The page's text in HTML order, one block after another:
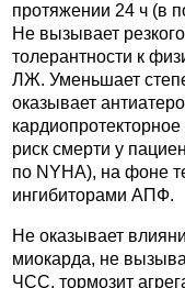
протяжении 24 ч (в
Не вызывает
толерантности к
ЛЖ. Уменьшает
оказывает
риск смерти у
по NYHA), на фоне
ингибиторами АПФ.
Не оказывает
миокарда, не
ЧСС, тормозит